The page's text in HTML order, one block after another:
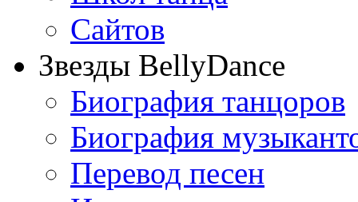
Сайтов
Звезды BellyDance
Биография танцоров
Биография
Перевод песен